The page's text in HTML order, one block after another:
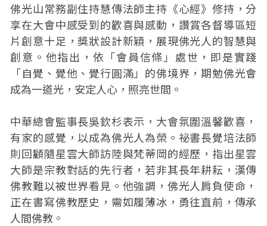
佛光山常務副住持慧傳法師主持《心經》修持，分
享在大會中感受到的歡喜與感動，讚賞各督導區短
片創意十足，獎狀設計新穎，展現佛光人的智慧與
創意。他指出，依「會員信條」處世，即是實踐
「自覺、覺他、覺行圓滿」的佛境界，期勉佛光會
成為一道光，安定人心，照亮世間。
中華總會監事長吳欽杉表示，大會氛圍溫馨歡喜，
有家的感覺，以成為佛光人為榮。祕書長覺培法師
則回顧隨星雲大師訪陸與梵蒂岡的經歷，指出星雲
大師是宗教對話的先行者，若非其長年耕耘，漢傳
佛教難以被世界看見。他強調，佛光人肩負使命，
正在書寫佛教歷史，需如履薄冰，勇往直前，傳承
人間佛教。